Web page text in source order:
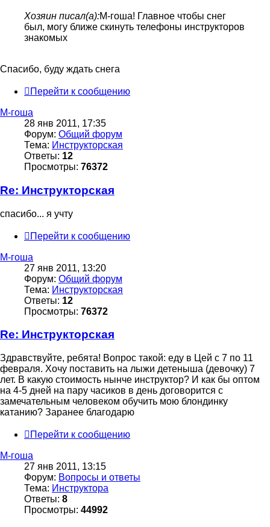
Хозяин писал(а):М-гоша! Главное чтобы снег
был, могу ближе скинуть телефоны инструкторов
знакомых
Спасибо, буду ждать снега
Перейти к сообщению
М-гоша
28 янв 2011, 17:35
Форум: Общий форум
Тема: Инструкторская
Ответы: 12
Просмотры: 76372
Re: Инструкторская
спасибо... я учту
Перейти к сообщению
М-гоша
27 янв 2011, 13:20
Форум: Общий форум
Тема: Инструкторская
Ответы: 12
Просмотры: 76372
Re: Инструкторская
Здравствуйте, ребята! Вопрос такой: еду в Цей с 7 по 11
февраля. Хочу поставить на лыжи детеныша (девочку) 7
лет. В какую стоимость нынче инструктор? И как бы оптом
на 4-5 дней на пару часиков в день договорится с
замечательным человеком обучить мою блондинку
катанию? Заранее благодарю
Перейти к сообщению
М-гоша
27 янв 2011, 13:15
Форум: Вопросы и ответы
Тема: Инструктора
Ответы: 8
Просмотры: 44992